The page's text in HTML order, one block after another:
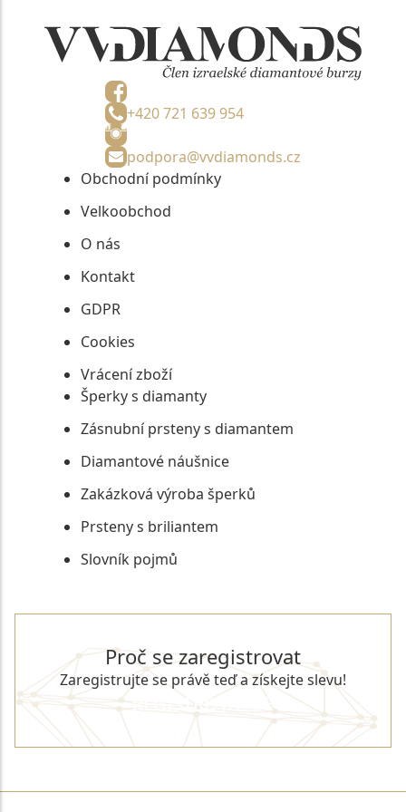
+420 721 639 954
podpora@vvdiamonds.cz
Obchodní podmínky
Velkoobchod
O nás
Kontakt
GDPR
Cookies
Vrácení zboží
Šperky s diamanty
Zásnubní prsteny s diamantem
Diamantové náušnice
Zakázková výroba šperků
Prsteny s briliantem
Slovník pojmů
Proč se zaregistrovat
Zaregistrujte se právě teď a získejte slevu!
REGISTROVAT SE